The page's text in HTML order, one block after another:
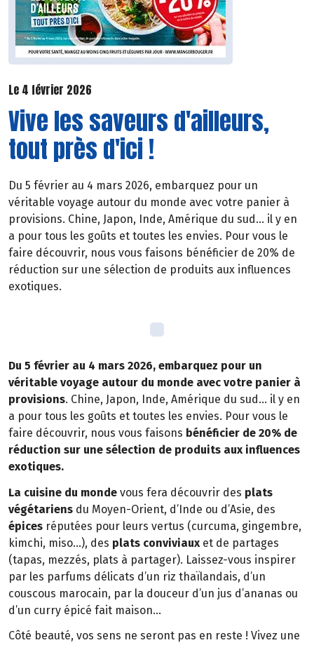
Le 4 février 2026
Vive les saveurs d'ailleurs,
tout près d'ici !
Du 5 février au 4 mars 2026, embarquez pour un
véritable voyage autour du monde avec votre panier à
provisions. Chine, Japon, Inde, Amérique du sud… il y en
a pour tous les goûts et toutes les envies. Pour vous le
faire découvrir, nous vous faisons bénéficier de 20% de
réduction sur une sélection de produits aux influences
exotiques.
Du 5 février au 4 mars 2026, embarquez pour un
véritable voyage autour du monde avec votre panier à
provisions. Chine, Japon, Inde, Amérique du sud… il y en
a pour tous les goûts et toutes les envies. Pour vous le
faire découvrir, nous vous faisons bénéficier de 20% de
réduction sur une sélection de produits aux influences
exotiques.
La cuisine du monde vous fera découvrir des plats
végétariens du Moyen-Orient, d’Inde ou d’Asie, des
épices réputées pour leurs vertus (curcuma, gingembre,
kimchi, miso…), des plats conviviaux et de partages
(tapas, mezzés, plats à partager). Laissez-vous inspirer
par les parfums délicats d’un riz thaïlandais, d’un
couscous marocain, par la douceur d’un jus d’ananas ou
d’un curry épicé fait maison…
Côté beauté, vos sens ne seront pas en reste ! Vivez une